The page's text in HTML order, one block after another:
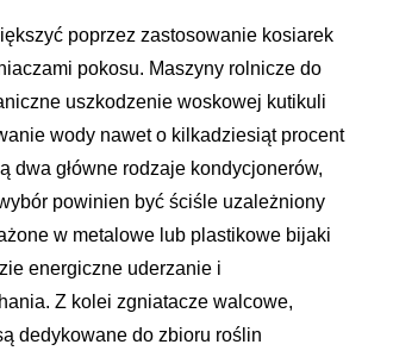
poprzez zastosowanie kosiarek
pokosu. Maszyny rolnicze do
uszkodzenie woskowej kutikuli
wody nawet o kilkadziesiąt procent
dwa główne rodzaje kondycjonerów,
powinien być ściśle uzależniony
w metalowe lub plastikowe bijaki
energiczne uderzanie i
Z kolei zgniatacze walcowe,
dedykowane do zbioru roślin